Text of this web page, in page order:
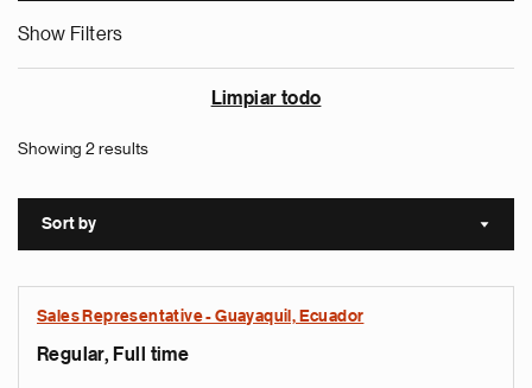
Show Filters
Limpiar todo
Showing 2 results
Sort by Sort
Sales Representative - Guayaquil, Ecuador
Regular, Full time